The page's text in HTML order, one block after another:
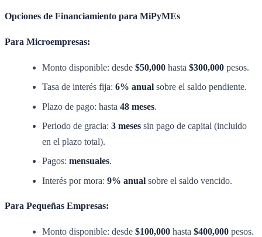
Opciones de Financiamiento para MiPyMEs
Para Microempresas:
Monto disponible: desde $50,000 hasta $300,000 pesos.
Tasa de interés fija: 6% anual sobre el saldo pendiente.
Plazo de pago: hasta 48 meses.
Periodo de gracia: 3 meses sin pago de capital (incluido
en el plazo total).
Pagos: mensuales.
Interés por mora: 9% anual sobre el saldo vencido.
Para Pequeñas Empresas:
Monto disponible: desde $100,000 hasta $400,000 pesos.